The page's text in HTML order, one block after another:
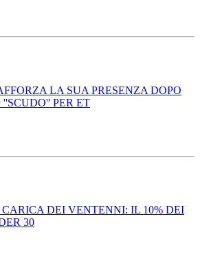
LA SUA PRESENZA DOPO
PER ET
DEI VENTENNI: IL 10% DEI
30